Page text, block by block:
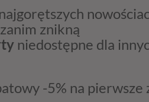
zanim znikną
niedostępne dla
-5% na pierwsze